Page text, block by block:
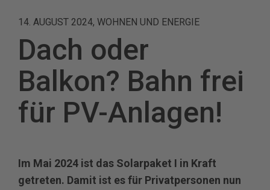
14. AUGUST 2024, WOHNEN UND ENERGIE
Dach oder
Balkon? Bahn frei
für PV-Anlagen!
Im Mai 2024 ist das Solarpaket I in Kraft
getreten. Damit ist es für Privatpersonen nun